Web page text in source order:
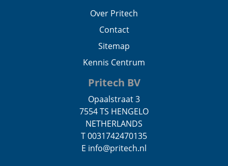
Over Pritech
Contact
Sitemap
Kennis Centrum
Pritech BV
Opaalstraat 3
7554 TS HENGELO
NETHERLANDS
T 0031742470135
E info@pritech.nl